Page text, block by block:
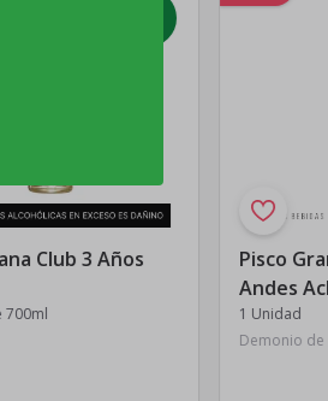
Club 3 Años
700ml
Pisco
Andes
1 Unidad
Demonio